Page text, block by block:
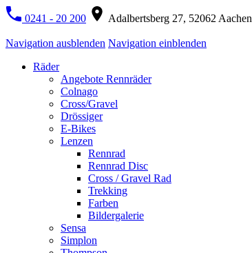
0241 - 20 200 Adalbertsberg 27, 52062 Aachen
Navigation ausblenden Navigation einblenden
Räder
Angebote Rennräder
Colnago
Cross/Gravel
Drössiger
E-Bikes
Lenzen
Rennrad
Rennrad Disc
Cross / Gravel Rad
Trekking
Farben
Bildergalerie
Sensa
Simplon